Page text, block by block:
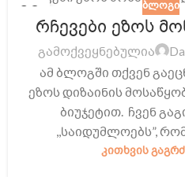
29
ᲘᲕᲚ
ᲑᲚᲝᲒᲘ
რჩევები ეზოს
გამოქვეყნებულია
ამ ბლოგში თქვენ
ეზოს დიზაინის
ბიუჯეტით. ჩვენ
,,საიდუმლოებს”,
ᲙᲘᲗᲮᲕᲘᲡ